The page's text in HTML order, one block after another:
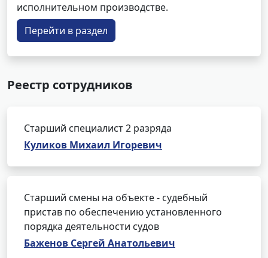
исполнительном производстве.
Перейти в раздел
Реестр сотрудников
Старший специалист 2 разряда
Куликов Михаил Игоревич
Старший смены на объекте - судебный
пристав по обеспечению установленного
порядка деятельности судов
Баженов Сергей Анатольевич